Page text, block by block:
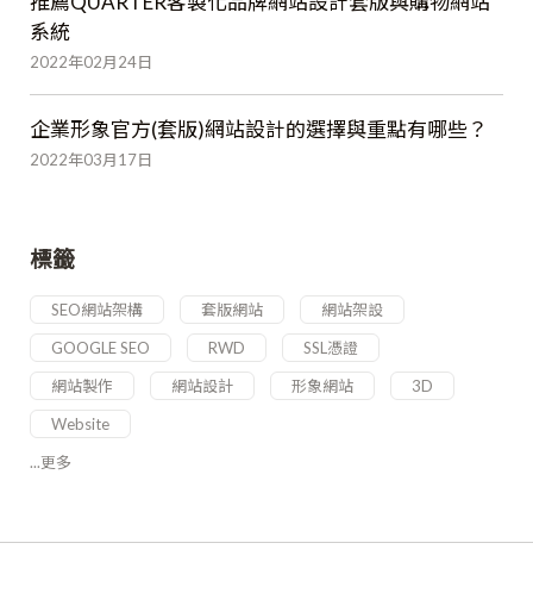
系統
2022年02月24日
企業形象官方(套版)網站設計的選擇與重點有哪些？
2022年03月17日
標籤
SEO網站架構 套版網站
網站架設
GOOGLE SEO
RWD
SSL憑證
網站製作
網站設計 形象網站
3D
Website
...更多